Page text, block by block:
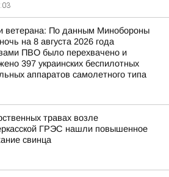
ветерана: По данным Минобороны
на 8 августа 2026 года
ПВО было перехвачено и
397 украинских беспилотных
аппаратов самолетного типа
травах возле
ГРЭС нашли повышенное
свинца